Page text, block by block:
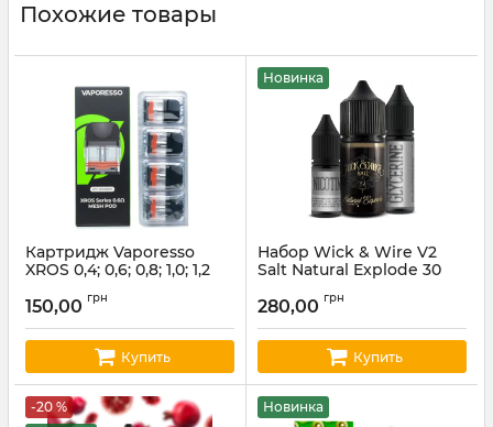
Похожие товары
Картридж Vaporesso
XROS 0,4; 0,6; 0,8; 1,0; 1,2
Артикул: vapor02
150,00 грн
Купить
Новинка
Набор Wick & Wire V2
Salt Natural Explode 30
Артикул:wickwire08
280,00 грн
Купить
-20 %
Новинка